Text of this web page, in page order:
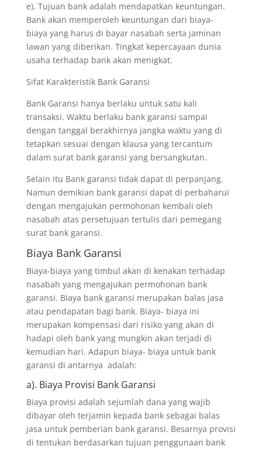
e). Tujuan bank adalah mendapatkan keuntungan.
Bank akan memperoleh keuntungan dari biaya-
biaya yang harus di bayar nasabah serta jaminan
lawan yang diberikan. Tingkat kepercayaan dunia
usaha terhadap bank akan menigkat.
Sifat Karakteristik Bank Garansi
Bank Garansi hanya berlaku untuk satu kali
transaksi. Waktu berlaku bank garansi sampai
dengan tanggal berakhirnya jangka waktu yang di
tetapkan sesuai dengan klausa yang tercantum
dalam surat bank garansi yang bersangkutan.
Selain itu Bank garansi tidak dapat di perpanjang.
Namun demikian bank garansi dapat di perbaharui
dengan mengajukan permohonan kembali oleh
nasabah atas persetujuan tertulis dari pemegang
surat bank garansi.
Biaya Bank Garansi
Biaya-biaya yang timbul akan di kenakan terhadap
nasabah yang mengajukan permohonan bank
garansi. Biaya bank garansi merupakan balas jasa
atau pendapatan bagi bank. Biaya- biaya ini
merupakan kompensasi dari risiko yang akan di
hadapi oleh bank yang mungkin akan terjadi di
kemudian hari. Adapun biaya- biaya untuk bank
garansi di antarnya adalah:
a). Biaya Provisi Bank Garansi
Biaya provisi adalah sejumlah dana yang wajib
dibayar oleh terjamin kepada bank sebagai balas
jasa untuk pemberian bank garansi. Besarnya provisi
di tentukan berdasarkan tujuan penggunaan bank